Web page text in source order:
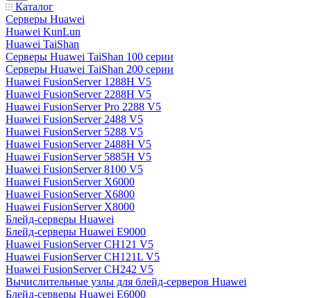
Каталог
Серверы Huawei
Huawei KunLun
Huawei TaiShan
Серверы Huawei TaiShan 100 серии
Серверы Huawei TaiShan 200 серии
Huawei FusionServer 1288H V5
Huawei FusionServer 2288H V5
Huawei FusionServer Pro 2288 V5
Huawei FusionServer 2488 V5
Huawei FusionServer 5288 V5
Huawei FusionServer 2488H V5
Huawei FusionServer 5885H V5
Huawei FusionServer 8100 V5
Huawei FusionServer X6000
Huawei FusionServer X6800
Huawei FusionServer X8000
Блейд-серверы Huawei
Блейд-серверы Huawei E9000
Huawei FusionServer CH121 V5
Huawei FusionServer CH121L V5
Huawei FusionServer CH242 V5
Вычислительные узлы для блейд-серверов Huawei
Блейд-серверы Huawei E6000